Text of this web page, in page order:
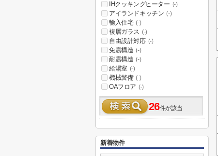
IHクッキングヒーター (-)
アイランドキッチン (-)
輸入住宅 (-)
複層ガラス (-)
自由設計対応 (-)
免震構造 (-)
耐震構造 (-)
給湯室 (-)
機械警備 (-)
OAフロア (-)
26件が該当
新着物件